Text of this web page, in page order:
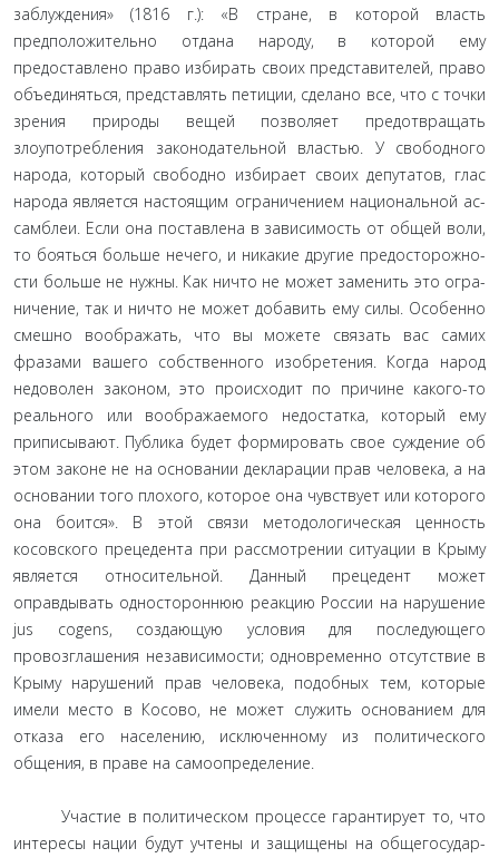
заблуждения» (1816 г.): «В стране, в которой власть
предположительно отдана народу, в которой ему
предоставлено право избирать своих предста­вителей, право
объединяться, представлять петиции, сделано все, что с точки
зрения природы вещей позволяет предотвра­щать
злоупотребления законодательной властью. У свободно­го
народа, который свободно избирает своих депутатов, глас
народа является настоящим ограничением национальной ас­
самблеи. Если она поставлена в зависимость от общей воли,
то бояться больше нечего, и никакие другие предосторожно­
сти больше не нужны. Как ничто не может заменить это огра­
ничение, так и ничто не может добавить ему силы. Особенно
смешно воображать, что вы можете связать вас самих
фразами вашего собственного изобретения. Когда народ
недоволен за­коном, это происходит по причине какого-то
реального или воображаемого недостатка, который ему
приписывают. Пу­блика будет формировать свое суждение об
этом законе не на основании декларации прав человека, а на
основании того плохого, которое она чувствует или которого
она боится». В этой связи методологическая ценность
косовского преце­дента при рассмотрении ситуации в Крыму
является относи­тельной. Данный прецедент может
оправдывать односторон­нюю реакцию России на нарушение
jus cogens, создающую условия для последующего
провозглашения независимости; одновременно отсутствие в
Крыму нарушений прав человека, подобных тем, которые
имели место в Косово, не может слу­жить основанием для
отказа его населению, исключенному из политического
общения, в праве на самоопределение.
Участие в политическом процессе гарантирует то, что
интересы нации будут учтены и защищены на общегосудар­